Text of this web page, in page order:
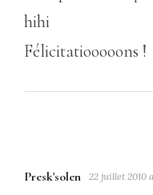
hihi
Félicitatiooooons !
Presk'solen 22 juillet 2010